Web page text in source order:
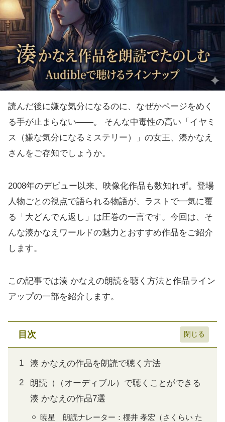
読んだ後に嫌な気分になるのに、なぜかページをめく
る手が止まらない——。 そんな中毒性の高い「イヤミ
ス（嫌な気分になるミステリー）」の女王、湊かなえ
さんをご存知でしょうか。
2008年のデビュー以来、映像化作品も数知れず。登場
人物ごとの視点で語られる物語が、ラストで一気に覆
る「大どんでん返し」は圧巻の一言です。今回は、そ
んな湊かなえワールドの魅力とおすすめ作品をご紹介
します。
この記事では湊 かなえの朗読を聴く方法と作品ライン
アップの一部を紹介します。
目次
湊 かなえの作品を朗読で聴く方法
朗読（（オーディブル）で聴くことができる
湊 かなえの作品7選
暁星 朗読ナレーター：櫻井 孝宏（さくらい た